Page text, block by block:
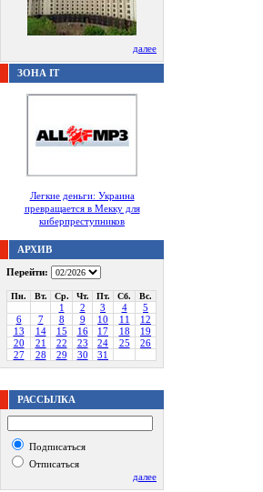
далее
ЗОНА IT
Легкие деньги: Украина
превращается в Мекку для
киберпреступников
АРХИВ
Перейти:
Пн. Вт. Ср. Чт. Пт. Сб. Вс.
1 2 3 4
5
6
7 8 9 10 11
12
13
14 15 16 17 18
19
20
21 22 23 24 25
26
27
28 29 30 31
РАССЫЛКА
Подписаться
Отписаться
далее